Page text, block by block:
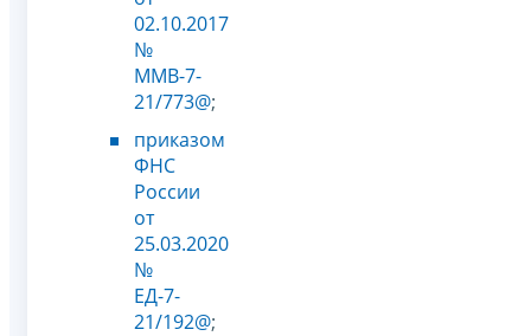
02.10.2017
№
ММВ-7-
21/773@;
приказом
ФНС
России
от
25.03.2020
№
ЕД-7-
21/192@;